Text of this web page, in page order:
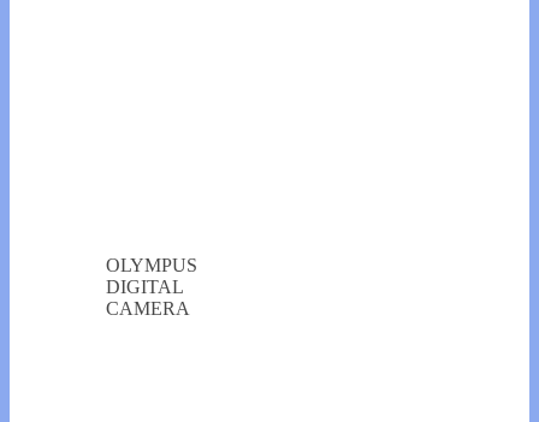
OLYMPUS
DIGITAL
CAMERA